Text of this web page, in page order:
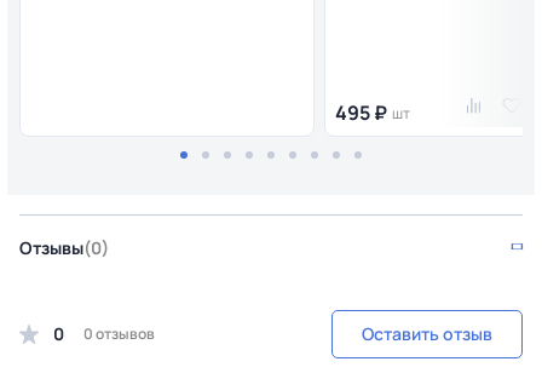
495 ₽ шт
Отзывы(0)
0 0 отзывов Оставить отзыв